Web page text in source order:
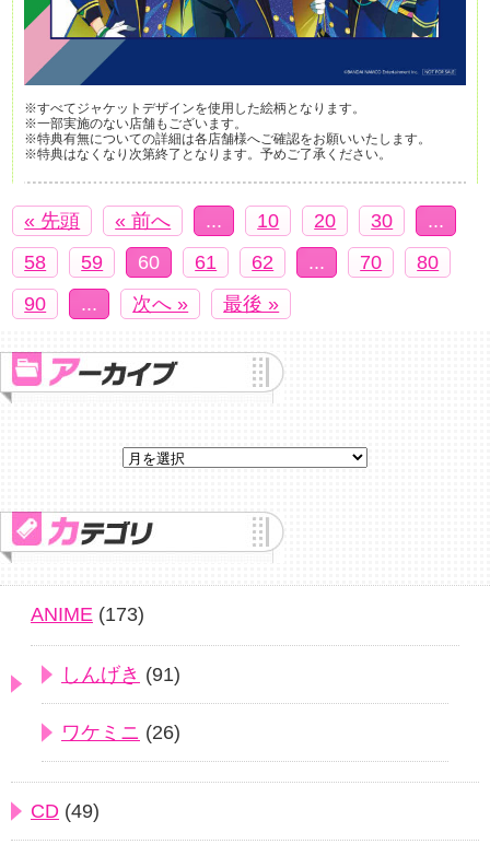
※すべてジャケットデザインを使用した絵柄となります。
※一部実施のない店舗もございます。
※特典有無についての詳細は各店舗様へご確認をお願いいたします。
※特典はなくなり次第終了となります。予めご了承ください。
« 先頭 « 前へ ... 10 20 30
...
58
59 60 61 62 ... 70
80
90
... 次へ » 最後 »
ANIME (173)
しんげき (91)
ワケミニ (26)
CD (49)